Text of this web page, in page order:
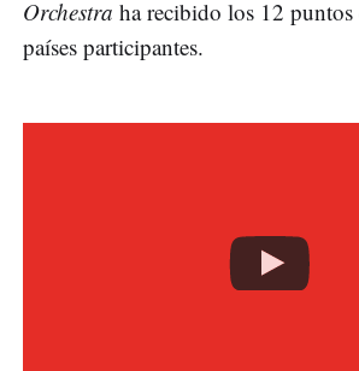
Orchestra ha recibido los 12
países participantes.